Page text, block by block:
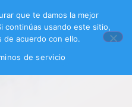
que te damos la mejor
continúas usando este sitio,
de acuerdo con ello.
de servicio